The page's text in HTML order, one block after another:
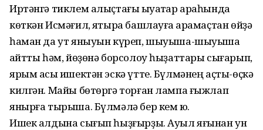
Иртәнгә тиклем алыҫтағы ҡыуаҡтар араһында
көткән Исмәғил, яҡтыра башлауға ҡарамаҫтан өйҙә
һаман да ут яныуын күреп, шыуыша-шыуыша
ҡайтты һәм, йөҙөнә бор­солоу һыҙаттары сығарып,
ярым асыҡ ишектән эскә үтте. Бүлмәнең аҫты-өҫкә
килгән. Майы бөтөргә торған лампа ғыжлап
янырға тырыша. Бүлмәлә бер кем юҡ.
Ишек алдына сығып һыҙғырҙы. Ауыл яғынан ун